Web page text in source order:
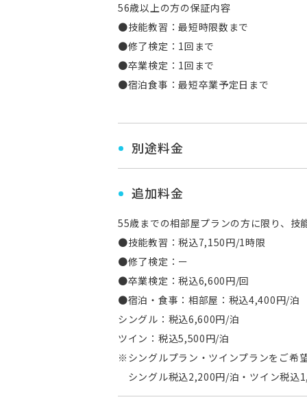
56歳以上の方の保証内容
●技能教習：最短時限数まで
●修了検定：1回まで
●卒業検定：1回まで
●宿泊食事：最短卒業予定日まで
別途料金
追加料金
55歳までの相部屋プランの方に限り、
●技能教習：税込7,150円/1時限
●修了検定：ー
●卒業検定：税込6,600円/回
●宿泊・食事：相部屋：税込4,400円/泊
シングル：税込6,600円/泊
ツイン：税込5,500円/泊
※シングルプラン・ツインプランをご希
シングル税込2,200円/泊・ツイン税込